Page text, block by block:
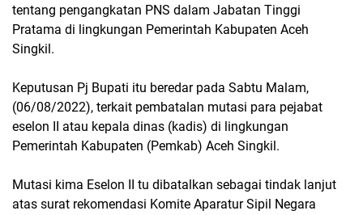
tentang pengangkatan PNS dalam Jabatan Tinggi
Pratama di lingkungan Pemerintah Kabupaten Aceh
Singkil.
Keputusan Pj Bupati itu beredar pada Sabtu Malam,
(06/08/2022), terkait pembatalan mutasi para pejabat
eselon II atau kepala dinas (kadis) di lingkungan
Pemerintah Kabupaten (Pemkab) Aceh Singkil.
Mutasi kima Eselon II tu dibatalkan sebagai tindak lanjut
atas surat rekomendasi Komite Aparatur Sipil Negara